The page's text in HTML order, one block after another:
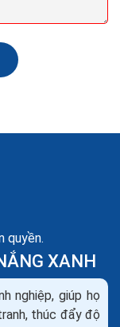
quảng cáo
quyền.
XANH
nghiệp, giúp họ
thúc đẩy độ